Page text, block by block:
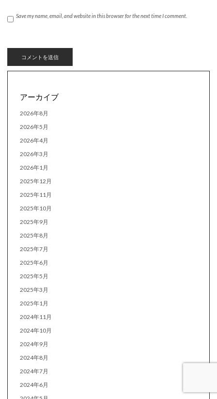
Save my name, email, and website in this browser for the next time I comment.
アーカイブ
2026年8月
2026年5月
2026年4月
2026年3月
2026年1月
2025年12月
2025年11月
2025年10月
2025年9月
2025年8月
2025年7月
2025年6月
2025年5月
2025年3月
2025年1月
2024年11月
2024年10月
2024年9月
2024年8月
2024年7月
2024年6月